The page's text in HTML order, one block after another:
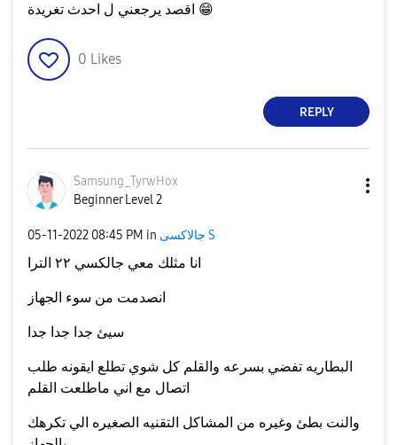
😁
0 Likes
REPLY
Samsung_TyrwHox
Beginner Level 2
‎05-11-2022 08:45 PM in جالاكسى S
انا مثلك معي جالكسي ٢٢ الترا
البطاريه تفضي بسرعه والقلم كل شوي تطلع ايقونه طلب
والنت بطئ وغيره من المشاكل التقنيه الصغيره الي تكرهك